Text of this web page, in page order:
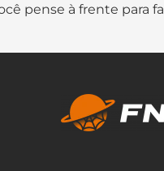
pense à frente para